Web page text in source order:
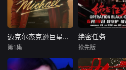
也把目光投向更远
的宇宙。 也许在不
久的将来，人类还
会踏上火星，甚至
在那里建立新的家
已
中华文明发展
的基础上，精
进一步优化叙
构，聚焦历代治
兴衰的关键节点
化内容的情节
迈克尔杰克逊巨星之路
尼娅·朗
迈克尔杰克逊巨星之路
第1集
绝密任务
于文文
绝密任务
抢先版